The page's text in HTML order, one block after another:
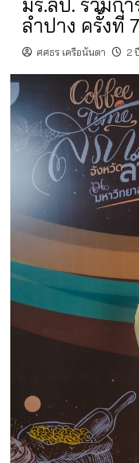
มร.ลป. ร่วมก
ลำปาง ครั้งที่
ศศธร เครือนันตา 2